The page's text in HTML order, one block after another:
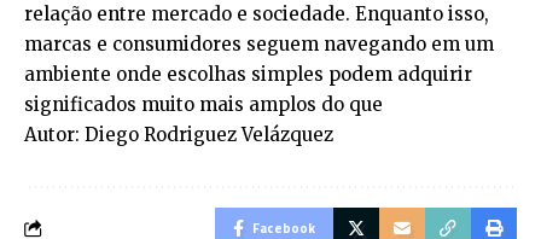
relação entre mercado e sociedade. Enquanto isso,
marcas e consumidores seguem navegando em um
ambiente onde escolhas simples podem adquirir
significados muito mais amplos do que
Autor: Diego Rodriguez Velázquez
Facebook